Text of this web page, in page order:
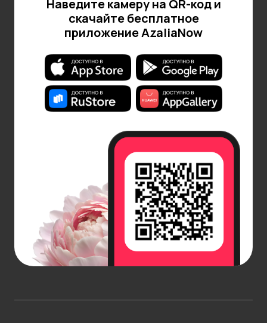
Наведите камеру на QR-код и
скачайте бесплатное
приложение AzaliaNow